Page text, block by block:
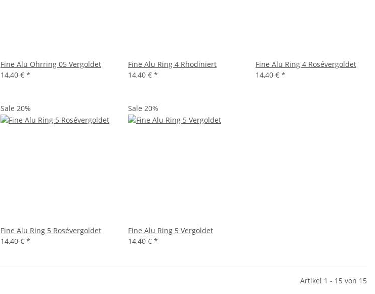
Fine Alu Ohrring 05 Vergoldet
14,40 € *
Fine Alu Ring 4 Rhodiniert
14,40 € *
Fine Alu Ring 4 Rosévergoldet
14,40 € *
Sale 20%
Fine Alu Ring 5 Rosévergoldet
14,40 € *
Sale 20%
Fine Alu Ring 5 Vergoldet
14,40 € *
Artikel 1 - 15 von 15